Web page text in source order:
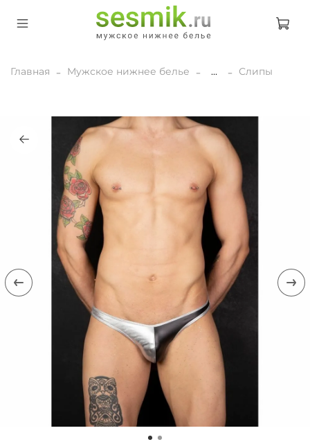
Главная Мужское нижнее белье ... Слипы